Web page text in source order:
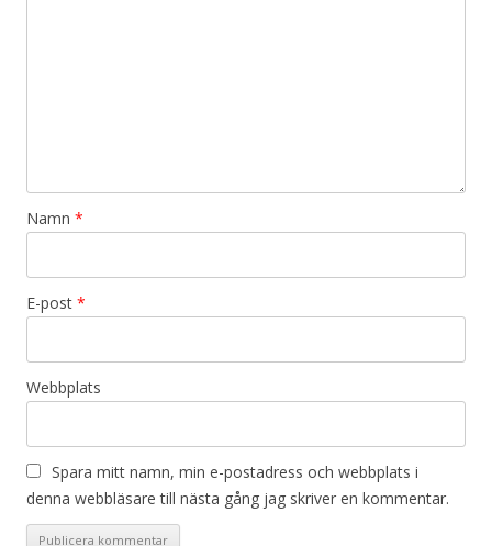
Namn *
E-post *
Webbplats
Spara mitt namn, min e-postadress och webbplats i
denna webbläsare till nästa gång jag skriver en kommentar.